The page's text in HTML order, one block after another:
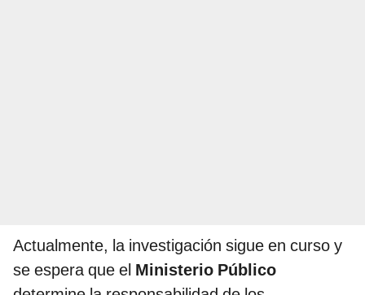
Actualmente, la investigación sigue en curso y
se espera que el Ministerio Público